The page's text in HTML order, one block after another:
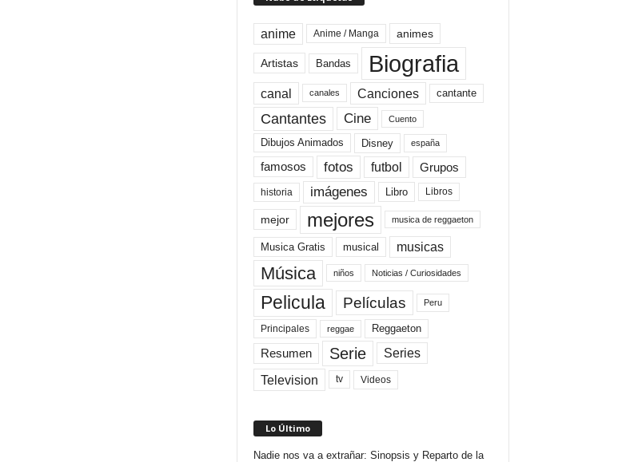
anime Anime / Manga animes
Artistas Bandas Biografia
canal canales Canciones cantante
Cantantes Cine Cuento
Dibujos Animados Disney españa
famosos fotos futbol Grupos
historia imágenes Libro Libros
mejor mejores musica de reggaeton
Musica Gratis musical musicas
Música niños Noticias / Curiosidades
Pelicula Películas Peru
Principales reggae Reggaeton
Resumen Serie Series
Television tv Videos
Lo Último
Nadie nos va a extrañar: Sinopsis y Reparto de la